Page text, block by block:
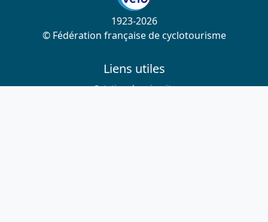
1923-2026
© Fédération française de cyclotourisme
Liens utiles
Cotation des circuits